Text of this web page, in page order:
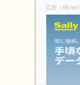
広告（A8.net）